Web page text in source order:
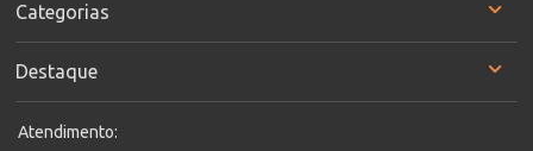
Categorias
Destaque
Atendimento: